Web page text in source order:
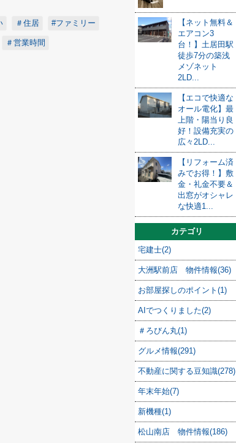
＃住居 #ファミリー
＃営業時間
【ネット無料＆
エアコン3
台！】土居田駅
徒歩7分の築浅
メゾネット
2LD...
【エコで快適な
オール電化】最
上階・陽当り良
好！設備充実の
広々2LD...
【リフォーム済
みでお得！】敷
金・礼金不要＆
出窓がオシャレ
な快適1...
カテゴリ
宅建士(2)
大洲駅前店 物件情報(36)
お部屋探しのポイント(1)
AIでつくりました(2)
＃ろびん丸(1)
グルメ情報(291)
不動産に関する豆知識(278)
年末年始(7)
新機種(1)
松山南店 物件情報(186)